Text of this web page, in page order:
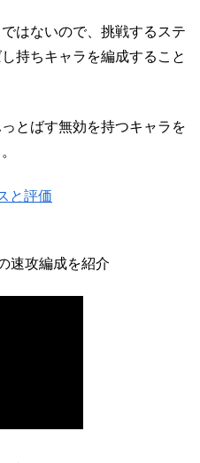
はないので、挑戦するステ
持ちキャラを編成すること
とばす無効を持つキャラを
と評価
速攻編成を紹介